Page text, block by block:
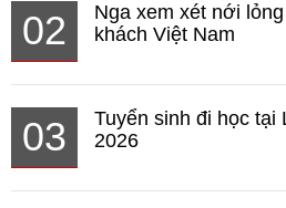
02
Nga xem xét nới
khách Việt Nam
03
Tuyển sinh đi học tại
2026